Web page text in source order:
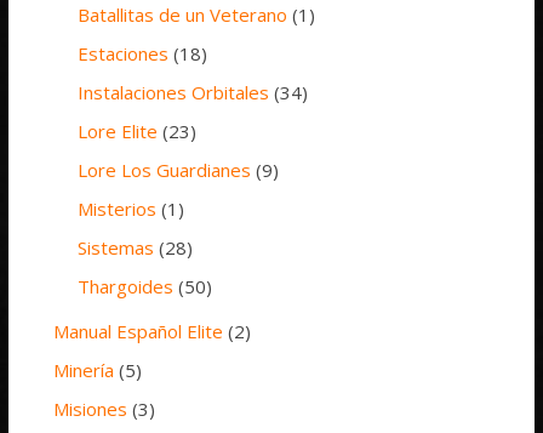
Batallitas de un Veterano (1)
Estaciones (18)
Instalaciones Orbitales (34)
Lore Elite (23)
Lore Los Guardianes (9)
Misterios (1)
Sistemas (28)
Thargoides (50)
Manual Español Elite (2)
Minería (5)
Misiones (3)